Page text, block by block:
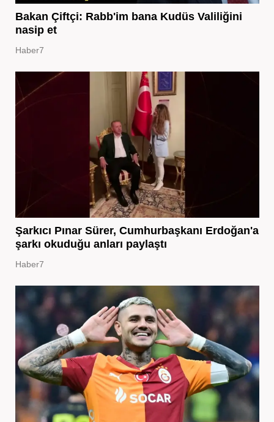
Bakan Çiftçi: Rabb'im bana Kudüs Valiliğini
nasip et
Haber7
Şarkıcı Pınar Sürer, Cumhurbaşkanı Erdoğan'a
şarkı okuduğu anları paylaştı
Haber7